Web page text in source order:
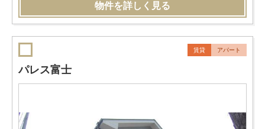
物件を詳しく見る
賃貸 アパート
パレス富士